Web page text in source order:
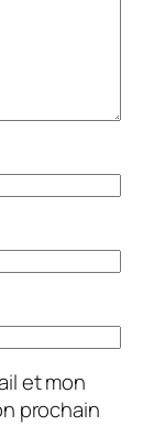
et mon
prochain